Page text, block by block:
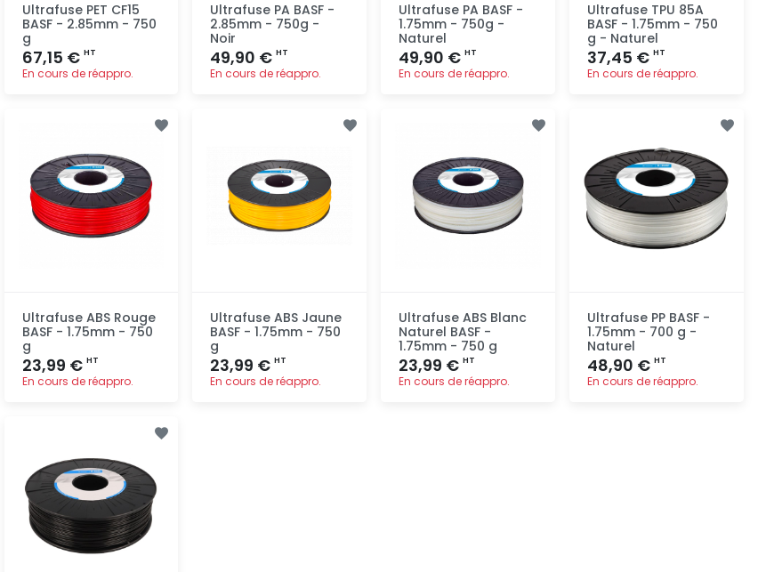
Ultrafuse PET CF15
BASF - 2.85mm - 750
g
67,15 € HT
En cours de réappro.
Ultrafuse PA BASF -
2.85mm - 750g -
Noir
49,90 €HT
En cours de réappro.
Ultrafuse PA BASF -
1.75mm - 750g -
Naturel
49,90 €HT
En cours de réappro.
Ultrafuse TPU 85A
BASF - 1.75mm - 750
g - Naturel
37,45 €HT
En cours de réappro.
Ultrafuse ABS Rouge
BASF - 1.75mm - 750
g
23,99 € HT
En cours de réappro.
Ultrafuse ABS Jaune
BASF - 1.75mm - 750
g
23,99 €HT
En cours de réappro.
Ultrafuse ABS Blanc
Naturel BASF -
1.75mm - 750 g
23,99 €HT
En cours de réappro.
Ultrafuse PP BASF -
1.75mm - 700 g -
Naturel
48,90 €HT
En cours de réappro.